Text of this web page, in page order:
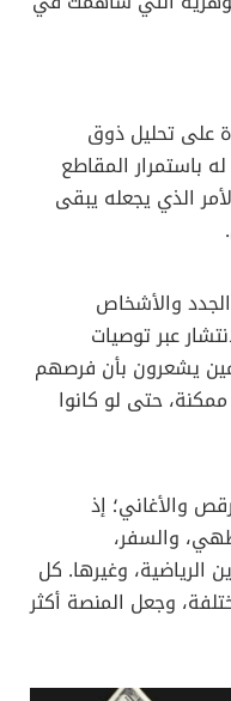
على الأرقام فحسب،
مع المحتوى الرقمي.
لوحظ تراجع في
بعض فئات
تتراوح أعمارهم بين
الحصول على
وخاطف.
إلى قضاء مزيد
يشعروا بذلك؛ فكل
تلقائي، ما قد يرفع